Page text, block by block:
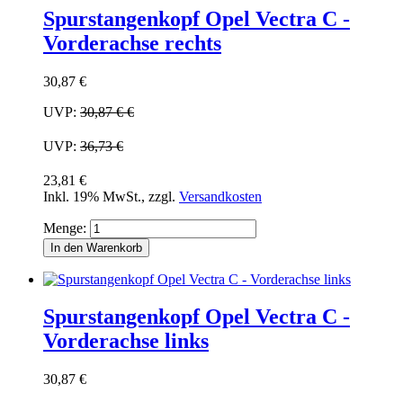
Spurstangenkopf Opel Vectra C -
Vorderachse rechts
30,87 €
UVP: 30,87 €€
UVP: 36,73 €
23,81 €
Inkl. 19% MwSt., zzgl. Versandkosten
Menge:
In den Warenkorb
Spurstangenkopf Opel Vectra C -
Vorderachse links
30,87 €